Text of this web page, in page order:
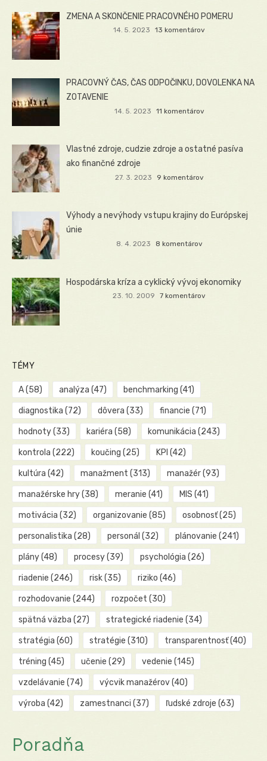
ZMENA A SKONČENIE PRACOVNÉHO POMERU
14. 5. 2023 13 komentárov
PRACOVNÝ ČAS, ČAS ODPOČINKU, DOVOLENKA NA
ZOTAVENIE
14. 5. 2023 11 komentárov
Vlastné zdroje, cudzie zdroje a ostatné pasíva
ako finančné zdroje
27. 3. 2023 9 komentárov
Výhody a nevýhody vstupu krajiny do Európskej
únie
8. 4. 2023 8 komentárov
Hospodárska kríza a cyklický vývoj ekonomiky
23. 10. 2009 7 komentárov
TÉMY
A(58) analýza (47) benchmarking (41)
diagnostika (72) dôvera (33) financie (71)
hodnoty(33) kariéra (58) komunikácia (243)
kontrola (222) koučing (25) KPI (42)
kultúra (42) manažment (313) manažér(93)
manažérske hry(38) meranie (41) MIS (41)
motivácia (32) organizovanie (85) osobnosť(25)
personalistika (28) personál (32) plánovanie (241)
plány(48) procesy(39) psychológia (26)
riadenie (246) risk(35) riziko (46)
rozhodovanie (244) rozpočet (30)
spätná väzba (27) strategické riadenie (34)
stratégia (60) stratégie (310) transparentnosť(40)
tréning (45) učenie (29) vedenie (145)
vzdelávanie (74) výcvik manažérov(40)
výroba (42) zamestnanci (37) ľudské zdroje (63)
Poradňa